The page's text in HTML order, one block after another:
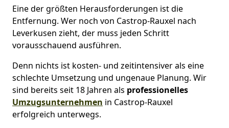
Eine der größten Herausforderungen ist die
Entfernung. Wer noch von Castrop-Rauxel nach
Leverkusen zieht, der muss jeden Schritt
vorausschauend ausführen.
Denn nichts ist kosten- und zeitintensiver als eine
schlechte Umsetzung und ungenaue Planung. Wir
sind bereits seit 18 Jahren als professionelles
Umzugsunternehmen in Castrop-Rauxel
erfolgreich unterwegs.